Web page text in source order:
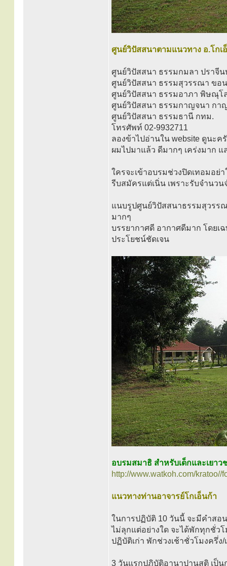
ศูนย์วิปัสสนาตามแนวทาง อ.โกเ
ศูนย์วิปัสสนา ธรรมกมลา ปราจีน
ศูนย์วิปัสสนา ธรรมสุวรรณา ขอ
ศูนย์วิปัสสนา ธรรมอาภา พิษณุโ
ศูนย์วิปัสสนา ธรรมกาญจนา กา
ศูนย์วิปัสสนา ธรรมธานี กทม.
โทรศัพท์ 02-9932711
ลองข้าไปอ่านใน website ดูนะค
ผมไปมาแล้ว ดีมากๆ เคร่งมาก
ใครจะเข้าอบรมช่วงปิดเทอมอย่า
รีบสมัครแต่เนิ่น เพราะรับจำนวน
แนบรูปศูนย์วิปัสสนาธรรมสุวรร
มากๆ
บรรยากาศดี อากาศดีมาก โดยเ
ประโยชน์ชัดเจน
อบรมสมาธิ สำหรับเด็กและเยาว
http://www.watkoh.com/kratoo//
แนวทางท่านอาจารย์โกเอ็นก้า
ในการปฏิบัติ 10 วันนี้ จะมีคำสอ
ไม่ลุกแต่อย่างใด จะได้พักทุกชั่ว
ปฏิบัติเก่า พักช่วงเช้าชั่วโมงครึ่ง/
3 วันแรกปฏิบัติอานาปานสติ เป็